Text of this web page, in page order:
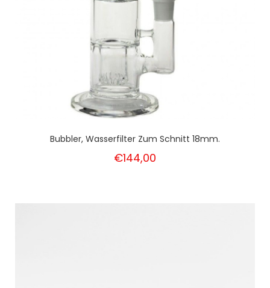
Bubbler, Wasserfilter Zum Schnitt 18mm.
€144,00